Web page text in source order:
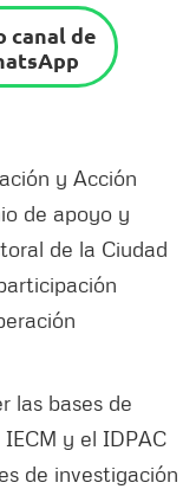
canal de
y Acción
de apoyo y
de la Ciudad
las bases de
y el IDPAC
de investigación